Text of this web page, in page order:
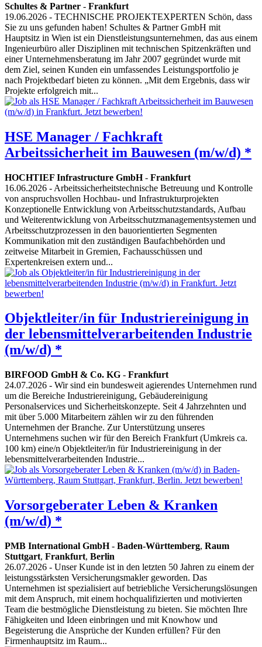
Schultes & Partner - Frankfurt
19.06.2026 - TECHNISCHE PROJEKTEXPERTEN Schön, dass
Sie zu uns gefunden haben! Schultes & Partner GmbH mit
Hauptsitz in Wien ist ein Dienstleistungsunternehmen, das aus einem
Ingenieurbüro aller Disziplinen mit technischen Spitzenkräften und
einer Unternehmensberatung im Jahr 2007 gegründet wurde mit
dem Ziel, seinen Kunden ein umfassendes Leistungsportfolio je
nach Projektbedarf bieten zu können. „Mit dem Ergebnis, dass wir
Projekte erfolgreich mit...
HSE Manager / Fachkraft
Arbeitssicherheit im Bauwesen (m/w/d) *
HOCHTIEF Infrastructure GmbH- Frankfurt
16.06.2026 - Arbeitssicherheitstechnische Betreuung und Kontrolle
von anspruchsvollen Hochbau- und Infrastrukturprojekten
Konzeptionelle Entwicklung von Arbeitsschutzstandards, Aufbau
und Weiterentwicklung von Arbeitsschutzmanagementsystemen und
Arbeitsschutzprozessen in den bauorientierten Segmenten
Kommunikation mit den zuständigen Baufachbehörden und
zeitweise Mitarbeit in Gremien, Fachausschüssen und
Expertenkreisen extern und...
Objektleiter/in für Industriereinigung in
der lebensmittelverarbeitenden Industrie
(m/w/d) *
BIRFOOD GmbH & Co. KG - Frankfurt
24.07.2026 - Wir sind ein bundesweit agierendes Unternehmen rund
um die Bereiche Industriereinigung, Gebäudereinigung
Personalservices und Sicherheitskonzepte. Seit 4 Jahrzehnten und
mit über 5.000 Mitarbeitern zählen wir zu den führenden
Unternehmen der Branche. Zur Unterstützung unseres
Unternehmens suchen wir für den Bereich Frankfurt (Umkreis ca.
100 km) eine/n Objektleiter/in für Industriereinigung in der
lebensmittelverarbeitenden Industrie...
Vorsorgeberater Leben & Kranken
(m/w/d) *
PMB International GmbH- Baden-Württemberg, Raum
Stuttgart, Frankfurt, Berlin
26.07.2026 - Unser Kunde ist in den letzten 50 Jahren zu einem der
leistungsstärksten Versicherungsmakler geworden. Das
Unternehmen ist spezialisiert auf betriebliche Versicherungslösungen
mit dem Anspruch, mit einem hochqualifizierten und motivierten
Team die bestmögliche Dienstleistung zu bieten. Sie möchten Ihre
Fähigkeiten und Ideen einbringen und mit Knowhow und
Begeisterung die Ansprüche der Kunden erfüllen? Für den
Firmenhauptsitz im Raum...